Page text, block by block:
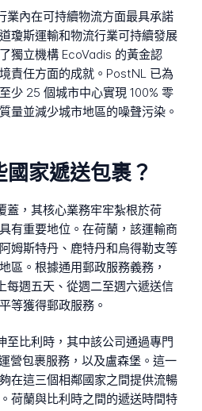
業內在可持續物流方面最具承諾
瓊斯運輸和物流行業可持續發展
獨立機構 EcoVadis 的黃金認
責任方面的成就。PostNL 已為
少 25 個城市中心實現 100% 零
量並減少城市地區的噪聲污染。
家遞送包裹？
蓋，其核心業務牢牢紮根於荷
有重要地位。在荷蘭，該運輸商
姆斯特丹、鹿特丹和烏得勒支等
區。根據通用郵政服務義務，
每週五天、從週二至週六遞送信
等獲得郵政服務。
至比利時，其中該公司通過專門
營包裹服務，以及盧森堡。這一
在這三個相鄰國家之間提供流暢
荷蘭與比利時之間的遞送時間特